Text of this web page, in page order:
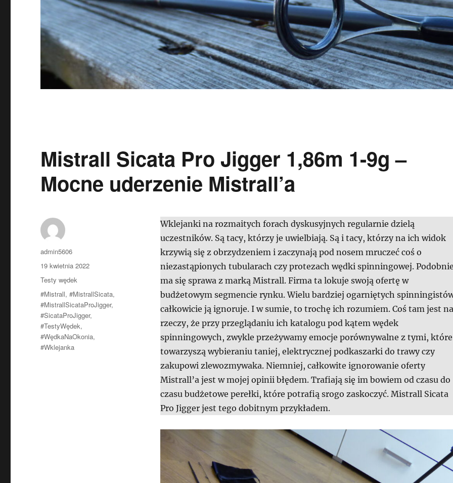
Mistrall Sicata Pro Jigger 1,86m 1-9g –
Mocne uderzenie Mistrall’a
Wklejanki na rozmaitych forach dyskusyjnych regularnie dzielą
uczestników. Są tacy, którzy je uwielbiają. Są i tacy, którzy na ich widok
krzywią się z obrzydzeniem i zaczynają pod nosem mruczeć coś o
niezastąpionych tubularach czy protezach wędki spinningowej.
ma się sprawa z marką Mistrall. Firma ta lokuje swoją ofertę w
budżetowym segmencie rynku. Wielu bardziej ogarniętych
całkowicie ją ignoruje. I w sumie, to trochę ich rozumiem. Coś tam jest na
rzeczy, że przy przeglądaniu ich katalogu pod kątem wędek
spinningowych, zwykle przeżywamy emocje porównywalne z tymi, które
towarzyszą wybieraniu taniej, elektrycznej podkaszarki do trawy czy
zakupowi zlewozmywaka. Niemniej, całkowite ignorowanie oferty
Mistrall’a jest w mojej opinii błędem. Trafiają się im bowiem od czasu do
czasu budżetowe perełki, które potrafią srogo zaskoczyć. Mistrall Sicata
Pro Jigger jest tego dobitnym przykładem.
Autor
admin5606
Data
publikacji
19 kwietnia 2022
Kategorie
Testy wędek
Tagi
#Mistrall,#MistrallSicata,
#MistrallSicataProJigger,
#SicataProJigger,
#TestyWędek,
#WędkaNaOkonia,
#Wklejanka